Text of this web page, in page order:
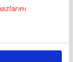
özel